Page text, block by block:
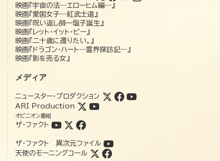
映画『宇宙の法―エローヒム編―』
映画『愛国女子―紅武士道』
映画『呪い返し師—塩子誕生』
映画『レット・イット・ビー』
映画『二十歳に還りたい。』
映画『ドラゴン・ハート―霊界探訪記―』
映画『影を売る女』
メディア
ニュースター・プロダクション
ARI Production
オピニオン番組
ザ・ファクト
ザ・ファクト 異次元ファイル
天使のモーニングコール